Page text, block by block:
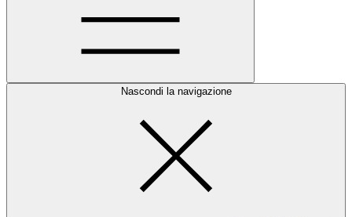
Nascondi la navigazione